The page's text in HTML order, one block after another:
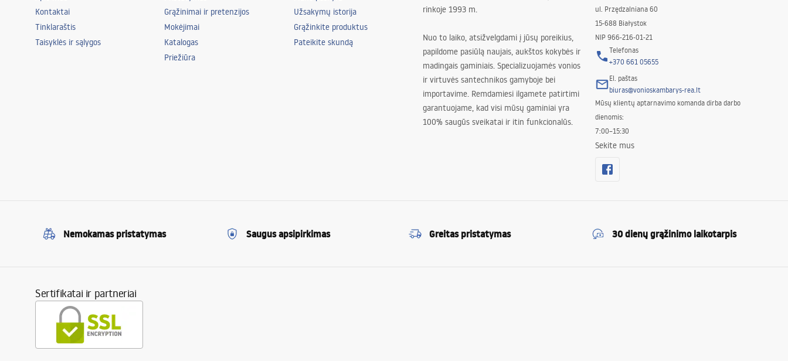
Kontaktai
Tinklaraštis
Taisyklės ir sąlygos
Grąžinimai ir pretenzijos
Mokėjimai
Katalogas
Priežiūra
Užsakymų istorija
Grąžinkite produktus
Pateikite skundą
rinkoje 1993 m.
Nuo to laiko, atsižvelgdami į jūsų poreikius,
papildome pasiūlą naujais, aukštos kokybės ir
madingais gaminiais. Specializuojamės vonios
ir virtuvės santechnikos gamyboje bei
importavime. Remdamiesi ilgamete patirtimi
garantuojame, kad visi mūsų gaminiai yra
100% saugūs sveikatai ir itin funkcionalūs.
ul. Przędzalniana 60
15-688 Białystok
NIP 966-216-01-21
Telefonas
+370 661 05655
El. paštas
biuras@vonioskambarys-rea.lt
Mūsų klientų aptarnavimo komanda dirba darbo
dienomis:
7:00–15:30
Sekite mus
Nemokamas pristatymas Saugus apsipirkimas Greitas pristatymas 30 dienų grąžinimo laikotarpis
Sertifikatai ir partneriai